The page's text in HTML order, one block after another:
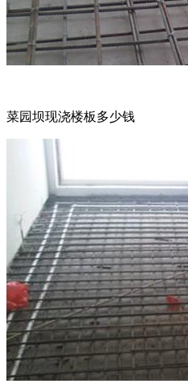
菜园坝现浇楼板多少钱